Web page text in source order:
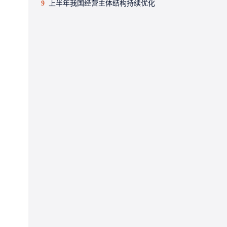
9 上半年我国经营主体结构持续优化